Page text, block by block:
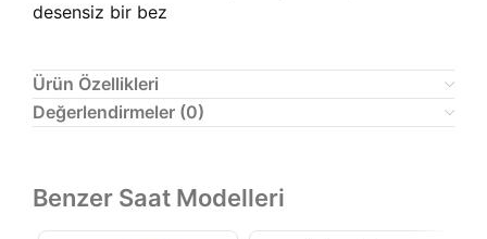
desensiz bir bez
Ürün Özellikleri
Değerlendirmeler (0)
Benzer Saat Modelleri